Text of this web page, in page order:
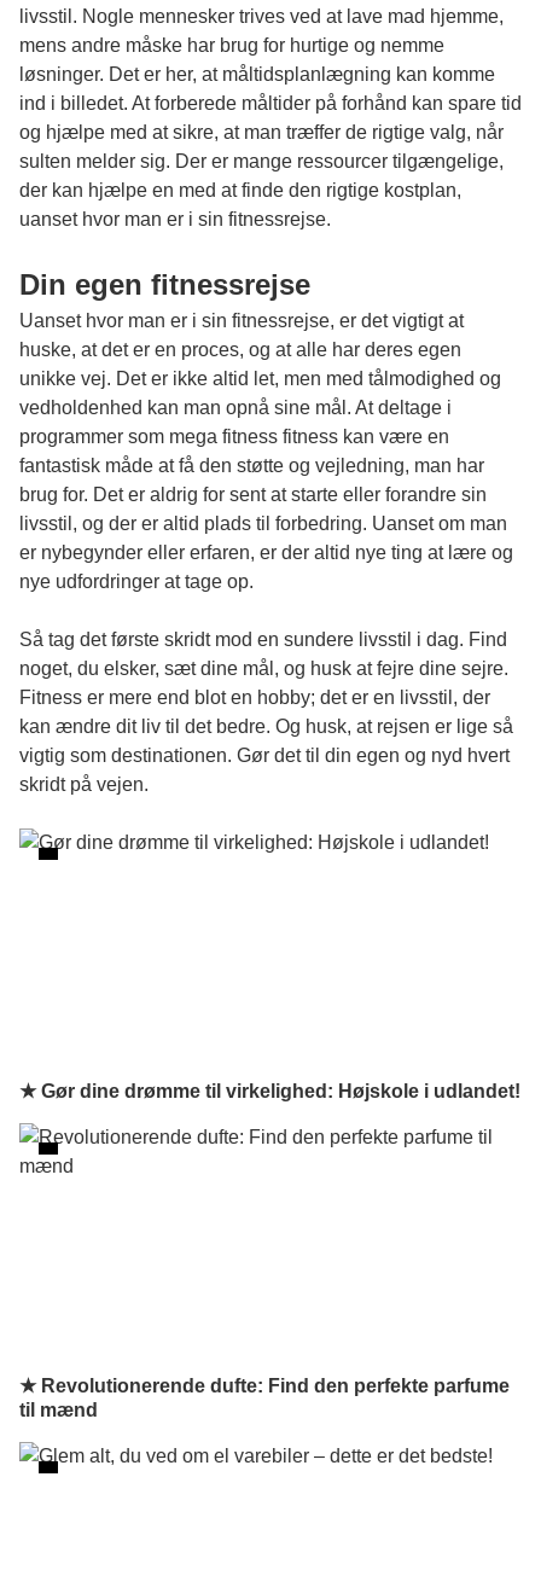
livsstil. Nogle mennesker trives ved at lave mad hjemme,
mens andre måske har brug for hurtige og nemme
løsninger. Det er her, at måltidsplanlægning kan komme
ind i billedet. At forberede måltider på forhånd kan spare tid
og hjælpe med at sikre, at man træffer de rigtige valg, når
sulten melder sig. Der er mange ressourcer tilgængelige,
der kan hjælpe en med at finde den rigtige kostplan,
uanset hvor man er i sin fitnessrejse.
Din egen fitnessrejse
Uanset hvor man er i sin fitnessrejse, er det vigtigt at
huske, at det er en proces, og at alle har deres egen
unikke vej. Det er ikke altid let, men med tålmodighed og
vedholdenhed kan man opnå sine mål. At deltage i
programmer som mega fitness fitness kan være en
fantastisk måde at få den støtte og vejledning, man har
brug for. Det er aldrig for sent at starte eller forandre sin
livsstil, og der er altid plads til forbedring. Uanset om man
er nybegynder eller erfaren, er der altid nye ting at lære og
nye udfordringer at tage op.
Så tag det første skridt mod en sundere livsstil i dag. Find
noget, du elsker, sæt dine mål, og husk at fejre dine sejre.
Fitness er mere end blot en hobby; det er en livsstil, der
kan ændre dit liv til det bedre. Og husk, at rejsen er lige så
vigtig som destinationen. Gør det til din egen og nyd hvert
skridt på vejen.
★ Gør dine drømme til virkelighed: Højskole i udlandet!
★ Revolutionerende dufte: Find den perfekte parfume
til mænd